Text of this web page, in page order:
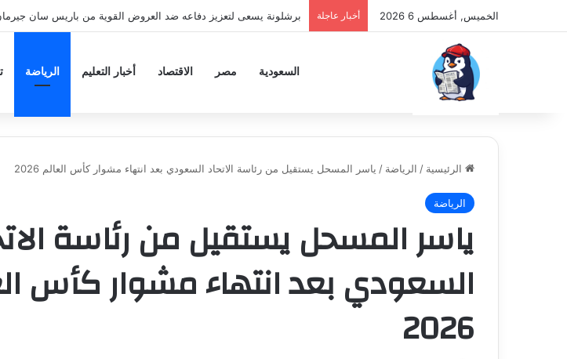
الخميس, أغسطس 6 2026 أخبار عاجلة برشلونة يسعى لتعزيز دفاعه ضد العروض القوية من باريس سان جيرمان
السعودية مصر الاقتصاد أخبار التعليم الرياضة
الرئيسية / الرياضة / ياسر المسحل يستقيل من رئاسة الاتحاد السعودي بعد انتهاء مشوار كأس العالم 2026
الرياضة
ياسر المسحل يستقيل من رئاسة
السعودي بعد انتهاء مشوار كأس
2026